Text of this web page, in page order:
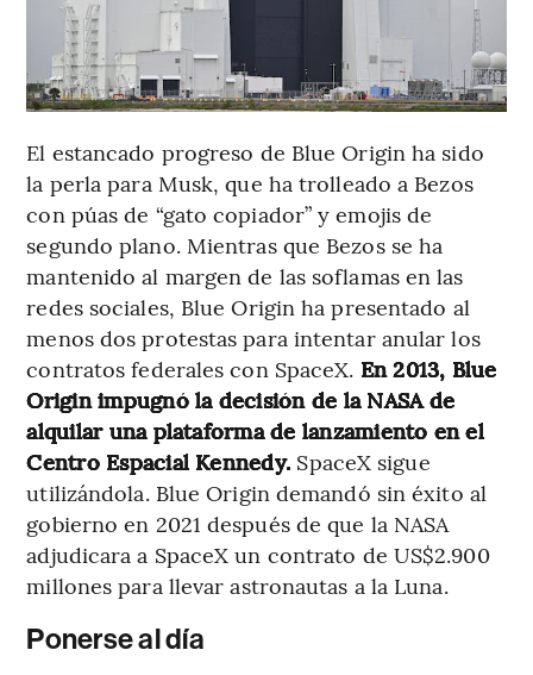
El estancado progreso de Blue Origin ha sido
la perla para Musk, que ha trolleado a Bezos
con púas de “gato copiador” y emojis de
segundo plano. Mientras que Bezos se ha
mantenido al margen de las soflamas en las
redes sociales, Blue Origin ha presentado al
menos dos protestas para intentar anular los
contratos federales con SpaceX. En 2013, Blue
Origin impugnó la decisión de la NASA de
alquilar una plataforma de lanzamiento en el
Centro Espacial Kennedy. SpaceX sigue
utilizándola. Blue Origin demandó sin éxito al
gobierno en 2021 después de que la NASA
adjudicara a SpaceX un contrato de US$2.900
millones para llevar astronautas a la Luna.
Ponerse al día